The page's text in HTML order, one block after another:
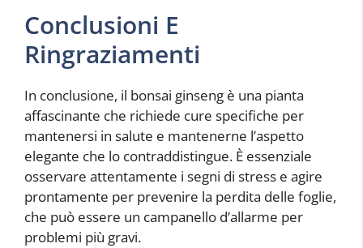
Conclusioni E
Ringraziamenti
In conclusione, il bonsai ginseng è una pianta
affascinante che richiede cure specifiche per
mantenersi in salute e mantenerne l’aspetto
elegante che lo contraddistingue. È essenziale
osservare attentamente i segni di stress e agire
prontamente per prevenire la perdita delle foglie,
che può essere un campanello d’allarme per
problemi più gravi.